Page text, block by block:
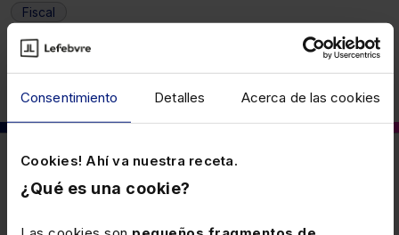
Consentimiento Detalles Acerca de las cookies
Cookies! Ahí va nuestra receta.
¿Qué es una cookie?
Fiscal
También puede interesarte